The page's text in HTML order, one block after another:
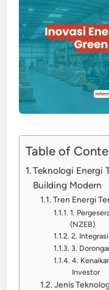
Table of
Teknologi Energi
Building Modern
Tren Energi
1.
(NZEB)
2.
3.
4.
Investor
Jenis